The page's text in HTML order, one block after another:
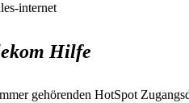
internet
Hilfe
gehörenden HotSpot